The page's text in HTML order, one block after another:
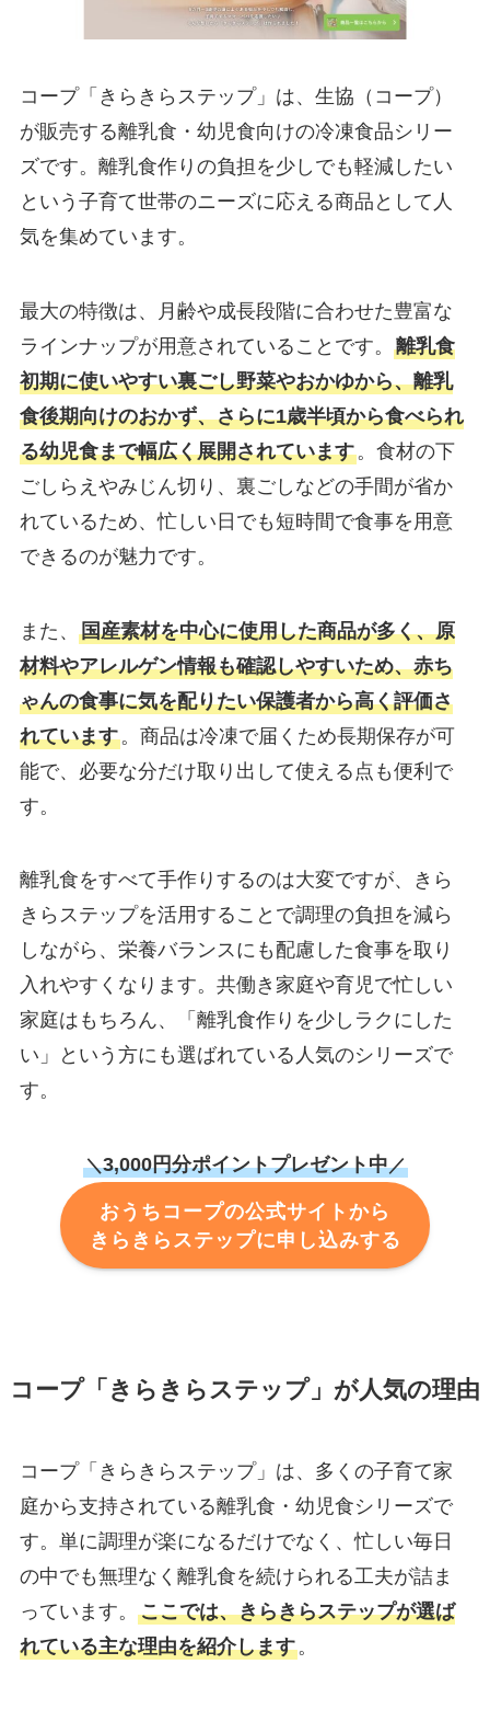
コープ「きらきらステップ」は、生協（コープ）
が販売する離乳食・幼児食向けの冷凍食品シリー
ズです。離乳食作りの負担を少しでも軽減したい
という子育て世帯のニーズに応える商品として人
気を集めています。
最大の特徴は、月齢や成長段階に合わせた豊富な
ラインナップが用意されていることです。 離乳食
初期に使いやすい裏ごし野菜やおかゆから、離乳
食後期向けのおかず、さらに1歳半頃から食べられ
る幼児食まで幅広く展開されています。食材の下
ごしらえやみじん切り、裏ごしなどの手間が省か
れているため、忙しい日でも短時間で食事を用意
できるのが魅力です。
また、 国産素材を中心に使用した商品が多く、原
材料やアレルゲン情報も確認しやすいため、赤ち
ゃんの食事に気を配りたい保護者から高く評価さ
れています。商品は冷凍で届くため長期保存が可
能で、必要な分だけ取り出して使える点も便利で
す。
離乳食をすべて手作りするのは大変ですが、きら
きらステップを活用することで調理の負担を減ら
しながら、栄養バランスにも配慮した食事を取り
入れやすくなります。共働き家庭や育児で忙しい
家庭はもちろん、「離乳食作りを少しラクにした
い」という方にも選ばれている人気のシリーズで
す。
＼3,000円分ポイントプレゼント中／
おうちコープの公式サイトから
きらきらステップに申し込みする
コープ「きらきらステップ」が人気の理由
コープ「きらきらステップ」は、多くの子育て家
庭から支持されている離乳食・幼児食シリーズで
す。単に調理が楽になるだけでなく、忙しい毎日
の中でも無理なく離乳食を続けられる工夫が詰ま
っています。 ここでは、きらきらステップが選ば
れている主な理由を紹介します。